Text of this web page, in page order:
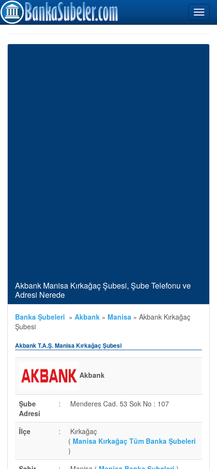
Akbank Manisa Kırkağaç Şubesi, Şube Telefonu ve
Adresi Nerede
Banka Şubeleri » Akbank » Manisa » Akbank Kırkağaç
Şubesi
Akbank T.A.Ş. Manisa Kırkağaç Şubesi
Akbank
Şube
Adresi
: Menderes Cad. 53 Sok No : 107
İlçe :
Kırkağaç
( Manisa Kırkağaç Tüm Banka Şubeleri
)